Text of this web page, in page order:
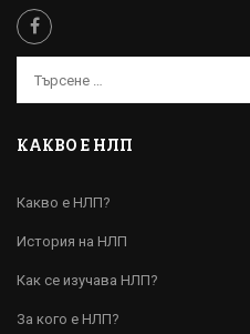
КАКВО Е НЛП
Какво е НЛП?
История на НЛП
Как се изучава НЛП?
За кого е НЛП?